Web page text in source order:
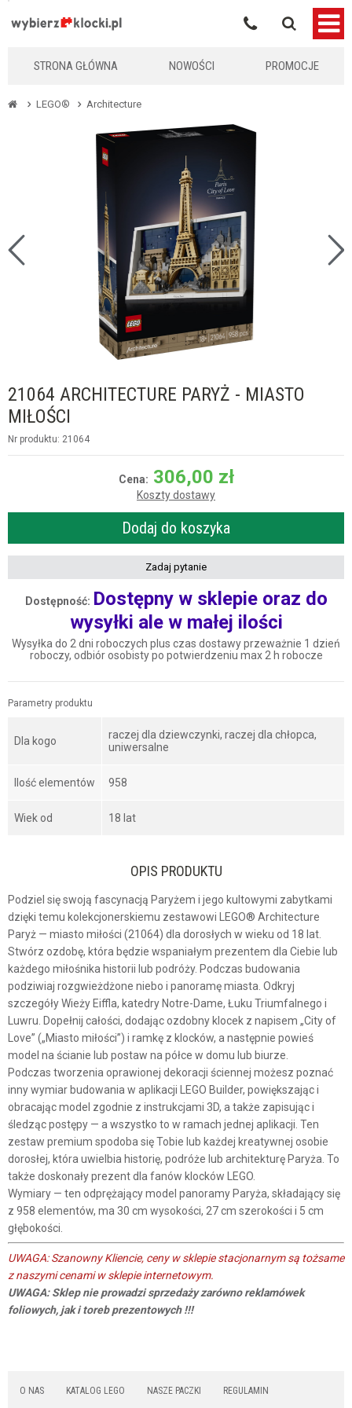
STRONA GŁÓWNA NOWOŚCI PROMOCJE
LEGO® Architecture
21064 ARCHITECTURE PARYŻ - MIASTO
MIŁOŚCI
Nr produktu: 21064
Cena: 306,00 zł
Koszty dostawy
Dodaj do koszyka
Zadaj pytanie
Dostępność: Dostępny w sklepie oraz do
wysyłki ale w małej ilości
Wysyłka do 2 dni roboczych plus czas dostawy przeważnie 1 dzień
roboczy, odbiór osobisty po potwierdzeniu max 2 h robocze
Parametry produktu
Dla kogo
raczej dla dziewczynki, raczej dla chłopca,
uniwersalne
Ilość elementów 958
Wiek od 18 lat
OPIS PRODUKTU
Podziel się swoją fascynacją Paryżem i jego kultowymi zabytkami
dzięki temu kolekcjonerskiemu zestawowi LEGO® Architecture
Paryż — miasto miłości (21064) dla dorosłych w wieku od 18 lat.
Stwórz ozdobę, która będzie wspaniałym prezentem dla Ciebie lub
każdego miłośnika historii lub podróży. Podczas budowania
podziwiaj rozgwieżdżone niebo i panoramę miasta. Odkryj
szczegóły Wieży Eiffla, katedry Notre-Dame, Łuku Triumfalnego i
Luwru. Dopełnij całości, dodając ozdobny klocek z napisem „City of
Love” („Miasto miłości”) i ramkę z klocków, a następnie powieś
model na ścianie lub postaw na półce w domu lub biurze.
Podczas tworzenia oprawionej dekoracji ściennej możesz poznać
inny wymiar budowania w aplikacji LEGO Builder, powiększając i
obracając model zgodnie z instrukcjami 3D, a także zapisując i
śledząc postępy — a wszystko to w ramach jednej aplikacji. Ten
zestaw premium spodoba się Tobie lub każdej kreatywnej osobie
dorosłej, która uwielbia historię, podróże lub architekturę Paryża. To
także doskonały prezent dla fanów klocków LEGO.
Wymiary — ten odprężający model panoramy Paryża, składający się
z 958 elementów, ma 30 cm wysokości, 27 cm szerokości i 5 cm
głębokości.
UWAGA: Szanowny Kliencie, ceny w sklepie stacjonarnym są tożsame
z naszymi cenami w sklepie internetowym.
UWAGA: Sklep nie prowadzi sprzedaży zarówno reklamówek
foliowych, jak i toreb prezentowych !!!
O NAS KATALOG LEGO NASZE PACZKI REGULAMIN